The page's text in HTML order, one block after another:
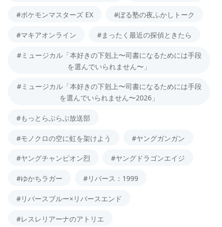
#ポケモンマスターズ EX #ぼる塾の夜ふかしトーク
#マキアオンライン #まったく最近の探偵ときたら
#ミュージカル「本好きの下剋上〜司書になるためには手段
を選んでいられません〜」
#ミュージカル「本好きの下剋上〜司書になるためには手段
を選んでいられません〜2026」
#もっとらぶらぶ放送部
#モノクロの空に虹を架けよう #ヤングガンガン
#ヤングチャンピオン烈 #ヤングドラゴンエイジ
#ゆかちラガー #リバース：1999
#リバースブルー×リバースエンド
#レスレリアーナのアトリエ